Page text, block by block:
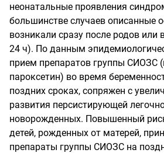
неонатальные проявления
большинстве случаев описанные
возникали сразу после родов или
24 ч). По данным
прием препаратов группы СИОЗС
пароксетин) во время
поздних сроках, сопряжен с
развития персистирующей
новорожденных. Повышенный
детей, рожденных от матерей,
препараты группы СИОЗС на